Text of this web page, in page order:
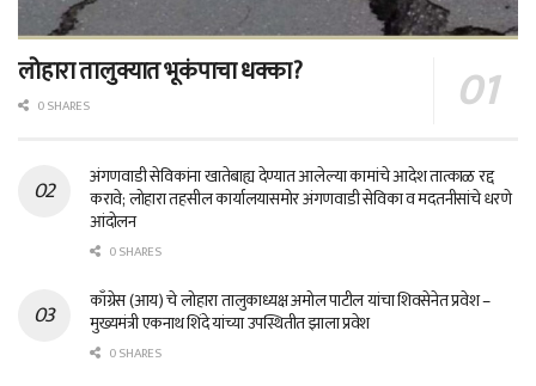
लोहारा तालुक्यात भूकंपाचा धक्का?
0 SHARES
अंगणवाडी सेविकांना खातेबाह्य देण्यात आलेल्या कामांचे आदेश तात्काळ रद्द
करावे; लोहारा तहसील कार्यालयासमोर अंगणवाडी सेविका व मदतनीसांचे धरणे
आंदोलन
0 SHARES
काँग्रेस (आय) चे लोहारा तालुकाध्यक्ष अमोल पाटील यांचा शिवसेनेत प्रवेश –
मुख्यमंत्री एकनाथ शिंदे यांच्या उपस्थितीत झाला प्रवेश
0 SHARES